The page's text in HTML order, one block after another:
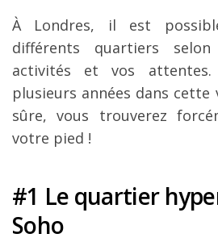
À Londres, il est
différents quartiers
activités et vos
plusieurs années dans cette
sûre, vous trouverez
votre pied !
#1 Le quartier
Soho